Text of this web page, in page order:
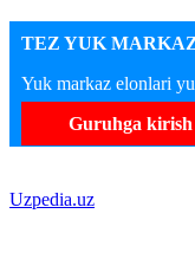
TEZ YUK
Yuk markaz elonlari
Guruhga kirish
Uzpedia.uz